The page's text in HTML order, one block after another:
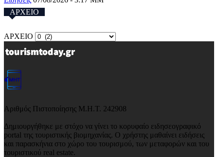
ΑΡΧΕΙΟ
ΑΡΧΕΙΟ
Αριθμός Πιστοποίησης Μ.Η.Τ. 242908
Δημιουργήθηκε με στόχο να γίνει το κορυφαίο ειδησεογραφικό
portal της τουριστικής βιομηχανίας. Ο χρήστης μαθαίνει ειδήσεις
και παρασκήνια στο χώρο του τουρισμού, των μεταφορών και του
τουριστικού real estate.